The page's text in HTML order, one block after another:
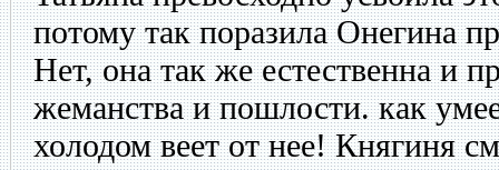
потому так поразила Онегина
Нет, она так же естественна и
жеманства и пошлости. как
холодом веет от нее! Княгиня